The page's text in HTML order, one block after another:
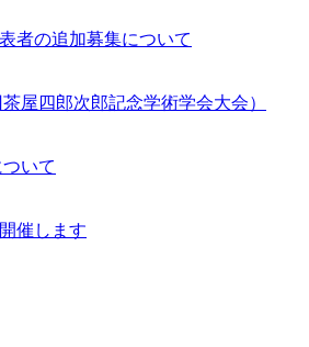
者の追加募集について
屋四郎次郎記念学術学会大会）
いて
催します